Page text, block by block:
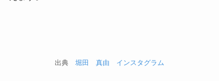
出典 堀田 真由 インスタグラム